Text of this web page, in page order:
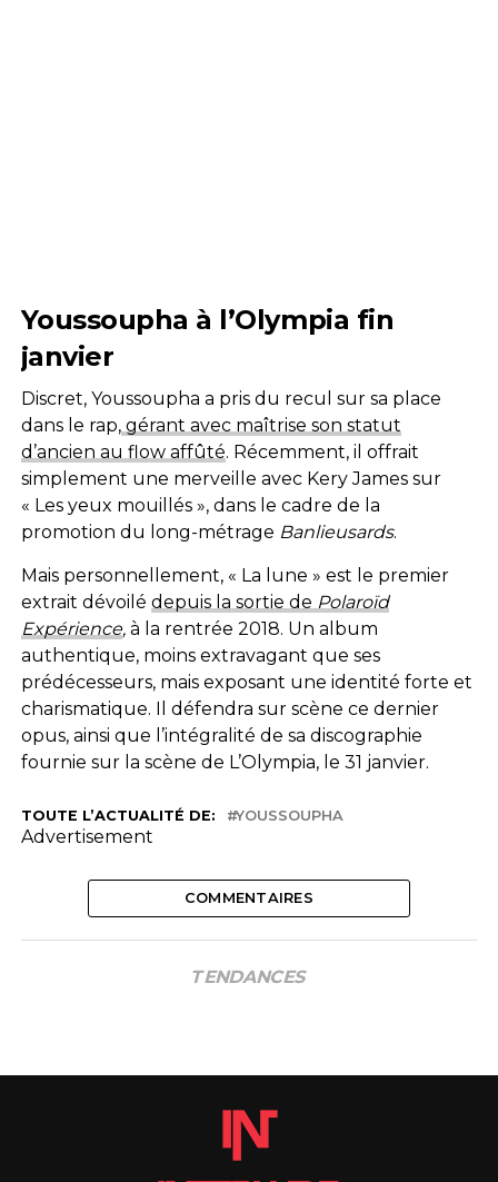
Youssoupha à l’Olympia fin
janvier
Discret, Youssoupha a pris du recul sur sa place
dans le rap,gérant avec maîtrise son statut
d’ancien au flow affûté. Récemment, il offrait
simplement une merveille avec Kery James sur
« Les yeux mouillés », dans le cadre de la
promotion du long-métrage Banlieusards.
Mais personnellement, « La lune » est le premier
extrait dévoilé depuis la sortie de Polaroïd
Expérience, à la rentrée 2018. Un album
authentique, moins extravagant que ses
prédécesseurs, mais exposant une identité forte et
charismatique. Il défendra sur scène ce dernier
opus, ainsi que l’intégralité de sa discographie
fournie sur la scène de L’Olympia, le 31 janvier.
TOUTE L’ACTUALITÉ DE: YOUSSOUPHA
Advertisement
COMMENTAIRES
TENDANCES